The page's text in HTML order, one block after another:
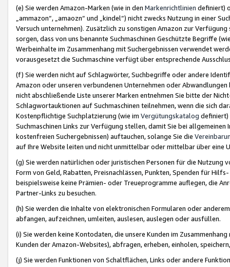
(e) Sie werden Amazon-Marken (wie in den Markenrichtlinien definiert)
„ammazon“, „amaozn“ und „kindel“) nicht zwecks Nutzung in einer
Versuch unternehmen). Zusätzlich zu sonstigen Amazon zur
sorgen, dass von uns benannte Suchmaschinen Geschützte Begriffe
Werbeinhalte im Zusammenhang mit Suchergebnissen verwendet
vorausgesetzt die Suchmaschine verfügt über entsprechende
(f) Sie werden nicht auf Schlagwörter, Suchbegriffe oder andere
Amazon oder unseren verbundenen Unternehmen oder
nicht abschließende Liste unserer Marken entnehmen Sie bitte der
Schlagwortauktionen auf Suchmaschinen teilnehmen, wenn die sich
Kostenpflichtige Suchplatzierung (wie im Vergütungskatalog definiert)
Suchmaschinen Links zur Verfügung stellen, damit Sie bei
kostenfreien Suchergebnissen) auftauchen, solange Sie die
auf Ihre Website leiten und nicht unmittelbar oder mittelbar über eine
(g) Sie werden natürlichen oder juristischen Personen für die Nutzung
Form von Geld, Rabatten, Preisnachlässen, Punkten, Spenden für
beispielsweise keine Prämien- oder Treueprogramme auflegen, die
Partner-Links zu besuchen.
(h) Sie werden die Inhalte von elektronischen Formularen oder
abfangen, aufzeichnen, umleiten, auslesen, auslegen oder ausfüllen.
(i) Sie werden keine Kontodaten, die unsere Kunden im
Kunden der Amazon-Websites), abfragen, erheben, einholen,
(j) Sie werden Funktionen von Schaltflächen, Links oder andere